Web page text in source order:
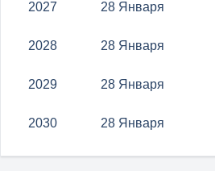
2027 28 Января
2028 28 Января
2029 28 Января
2030 28 Января